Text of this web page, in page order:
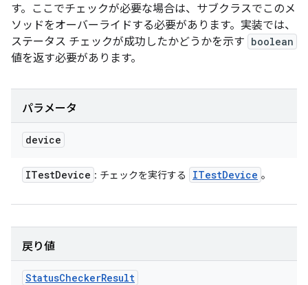
す。ここでチェックが必要な場合は、サブクラスでこのメ
ソッドをオーバーライドする必要があります。実装では、
ステータス チェックが成功したかどうかを示す boolean
値を返す必要があります。
パラメータ
device
ITestDevice : チェックを実行する ITestDevice 。
戻り値
StatusCheckerResult